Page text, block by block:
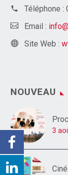
Téléphone :
Email :
Site Web :
NOUVEAU
3